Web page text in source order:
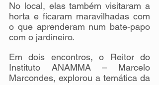
No local, elas também visitaram a
horta e ficaram maravilhadas com
o que aprenderam num bate-papo
com o jardineiro.
Em dois encontros, o Reitor do
Instituto ANAMMA – Marcelo
Marcondes, explorou a temática da